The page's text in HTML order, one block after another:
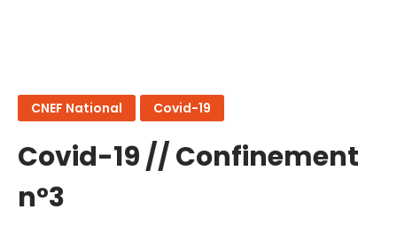
CNEF National Covid-19
Covid-19 // Confinement
n°3